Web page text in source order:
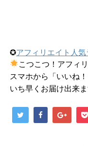
✪アフィリエイト人
こつこつ！アフィ
スマホから「いいね
いち早くお届け出来